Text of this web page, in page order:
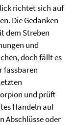
richtet sich auf
Die Gedanken
dem Streben
und
doch fällt es
fassbaren
und prüft
Handeln auf
Abschlüsse oder